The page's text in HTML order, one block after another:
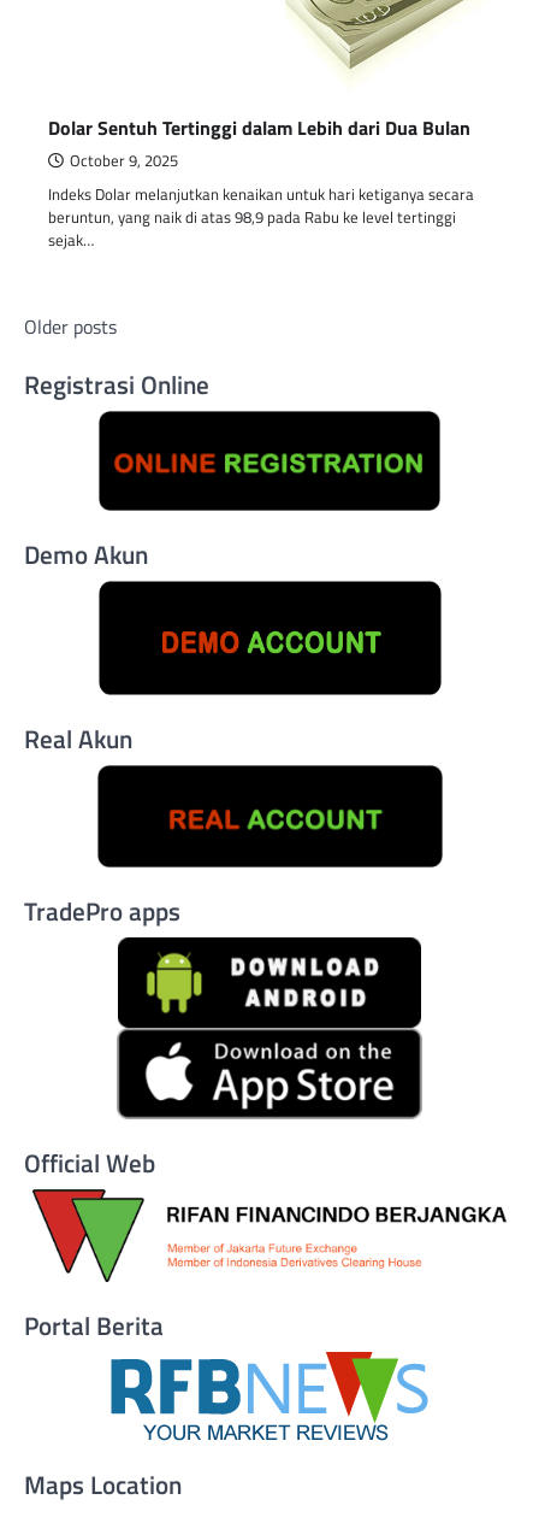
Dolar Sentuh Tertinggi dalam Lebih dari Dua Bulan
October 9, 2025
Indeks Dolar melanjutkan kenaikan untuk hari ketiganya secara
beruntun, yang naik di atas 98,9 pada Rabu ke level tertinggi
sejak…
Posts
navigation
Older posts
Registrasi Online
Demo Akun
Real Akun
TradePro apps
Official Web
Portal Berita
Maps Location